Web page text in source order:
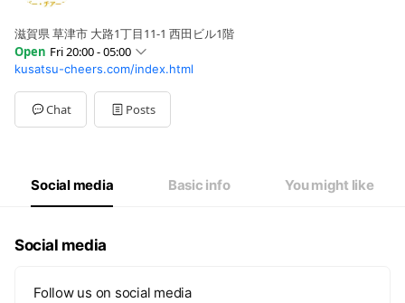
滋賀県 草津市 大路1丁目11-1 西田ビル1階
Open Fri 20:00 - 05:00
Sun20:00 - 05:00
Mon20:00 - 05:00
Tue20:00 - 05:00
Wed20:00 - 05:00
20:00 - 05:00
kusatsu-cheers.com/index.html
Chat Posts
Social media Basic info You might like
Social media
Follow us on social media